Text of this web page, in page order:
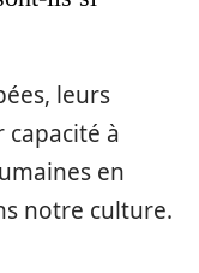
leurs
à
en
notre culture.